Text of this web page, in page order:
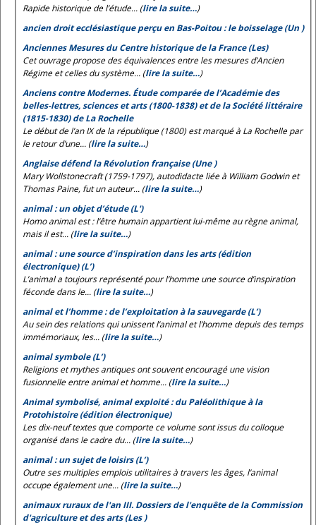
Rapide historique de l’étude... (lire la suite…)
ancien droit ecclésiastique perçu en Bas-Poitou : le boisselage (Un )
Anciennes Mesures du Centre historique de la France (Les)
Cet ouvrage propose des équivalences entre les mesures d’Ancien
Régime et celles du système... (lire la suite…)
Anciens contre Modernes. Étude comparée de l’Académie des
belles-lettres, sciences et arts (1800-1838) et de la Société littéraire
(1815-1830) de La Rochelle
Le début de l’an IX de la république (1800) est marqué à La Rochelle par
le retour d’une... (lire la suite…)
Anglaise défend la Révolution française (Une )
Mary Wollstonecraft (1759-1797), autodidacte liée à William Godwin et
Thomas Paine, fut un auteur... (lire la suite…)
animal : un objet d’étude (L')
Homo animal est: l’être humain appartient lui-même au règne animal,
mais il est... (lire la suite…)
animal : une source d’inspiration dans les arts (édition
électronique) (L’)
L’animal a toujours représenté pour l’homme une source d’inspiration
féconde dans le... (lire la suite…)
animal et l’homme : de l’exploitation à la sauvegarde (L’)
Au sein des relations qui unissent l’animal et l’homme depuis des temps
immémoriaux, les... (lire la suite…)
animal symbole (L’)
Religions et mythes antiques ont souvent encouragé une vision
fusionnelle entre animal et homme... (lire la suite…)
Animal symbolisé, animal exploité : du Paléolithique à la
Protohistoire (édition électronique)
Les dix-neuf textes que comporte ce volume sont issus du colloque
organisé dans le cadre du... (lire la suite…)
animal : un sujet de loisirs (L’)
Outre ses multiples emplois utilitaires à travers les âges, l’animal
occupe également une... (lire la suite…)
animaux ruraux de l'an III. Dossiers de l'enquête de la Commission
d'agriculture et des arts (Les )